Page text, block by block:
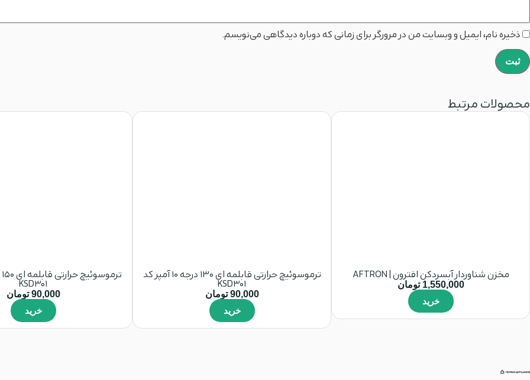
ذخیره نام، ایمیل و وبسایت من در مرورگر برای زمانی که دوباره دیدگاهی می‌نویسم.
محصولات مرتبط
مخزن شناوردار آبسردکن افترون | AFTRON
1,550,000 تومان
خرید
ترموسوئیچ حرارتی قابلمه ای 130 درجه 10 آمپر کد
KSD301
90,000 تومان
خرید
KSD301
90,000 تومان
خرید